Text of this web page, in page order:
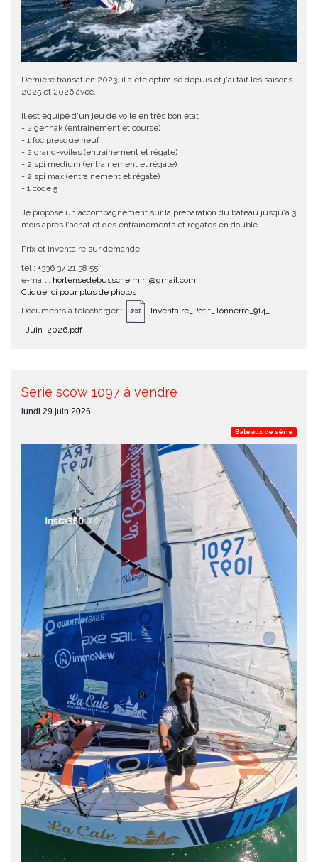
Dernière transat en 2023, il a été optimisé depuis et j'ai fait les saisons
2025 et 2026 avec.
Il est équipé d'un jeu de voile en très bon état :
- 2 gennak (entrainement et course)
- 1 foc presque neuf
- 2 grand-voiles (entrainement et régate)
- 2 spi medium (entrainement et régate)
- 2 spi max (entrainement et régate)
- 1 code 5
Je propose un accompagnement sur la préparation du bateau jusqu'à 3
mois après l'achat et des entrainements et régates en double.
Prix et inventaire sur demande
tel : +336 37 21 38 55
e-mail : hortensedebussche.mini@gmail.com
Clique ici pour plus de photos
Documents à télécharger :
Inventaire_Petit_Tonnerre_914_-
_Juin_2026.pdf
Série scow 1097 à vendre
lundi 29 juin 2026
Bateaux de série